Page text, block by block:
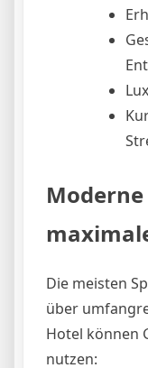
Die meisten
über
Hotel können
nutzen: